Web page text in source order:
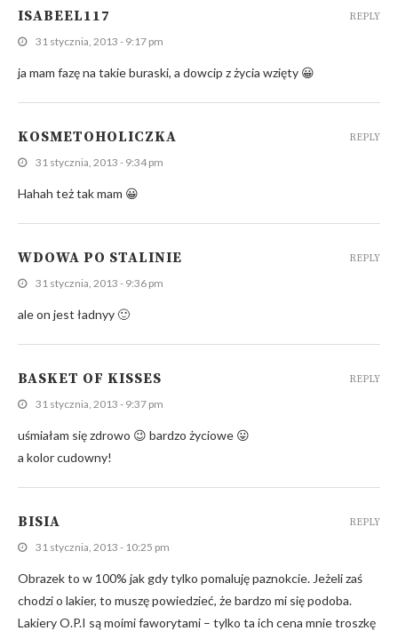
ISABEEL117
31 stycznia, 2013 - 9:17 pm
ja mam fazę na takie buraski, a dowcip z życia wzięty 😀
REPLY
KOSMETOHOLICZKA
31 stycznia, 2013 - 9:34 pm
Hahah też tak mam 😀
REPLY
WDOWA PO STALINIE
31 stycznia, 2013 - 9:36 pm
ale on jest ładnyy 🙂
REPLY
BASKET OF KISSES
31 stycznia, 2013 - 9:37 pm
uśmiałam się zdrowo 😉 bardzo życiowe 😛
a kolor cudowny!
REPLY
BISIA
31 stycznia, 2013 - 10:25 pm
Obrazek to w 100% jak gdy tylko pomaluję paznokcie. Jeżeli zaś
chodzi o lakier, to muszę powiedzieć, że bardzo mi się podoba.
Lakiery O.P.I są moimi faworytami – tylko ta ich cena mnie troszkę
REPLY